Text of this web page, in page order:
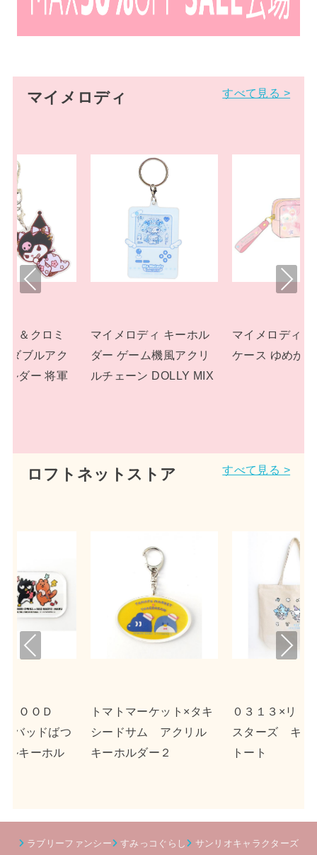
マイメロディ すべて見る >
ホル
クリ
MIX
マイメロディ BOXペン
ケース ゆめかわ!
マイメロディ ぬいぐ
み プラッシュドールS
パステルドリームラン
Pre
Nex
ロフトネットストア すべて見る >
×タキ
リル
０３１３×リトルツイン
スターズ キャンバス
トート
ｎｓｎ×ポチャッコ
クリルキーホルダー２
Pre
Nex
ラブリーファンシー すみっコぐらし サンリオキャラクターズ